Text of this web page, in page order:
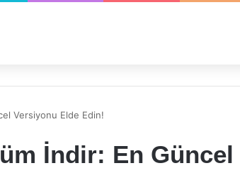
Versiyonu Elde Edin!
İndir: En Güncel